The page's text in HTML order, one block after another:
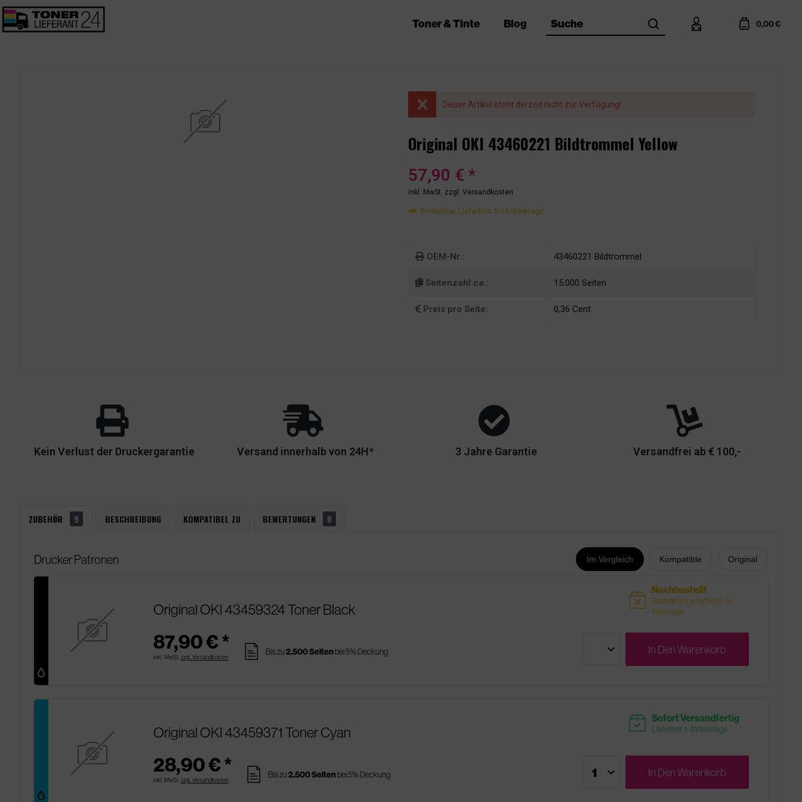
Toner & Tinte Blog Suche search account cart 0,00 €
Dieser Artikel steht derzeit nicht zur Verfügung!
Original OKI 43460221 Bildtrommel Yellow
57,90 € *
inkl. MwSt. zzgl. Versandkosten
Bestellbar, Lieferfrist 5-14 Werktage
OEM-Nr.: 43460221 Bildtrommel
Seitenzahl ca.: 15.000 Seiten
Preis pro Seite: 0,36 Cent
Kein Verlust der Druckergarantie Versand innerhalb von 24H* 3 Jahre Garantie Versandfrei ab € 100,-
ZUBEHÖR 9 BESCHREIBUNG KOMPATIBEL ZU BEWERTUNGEN 0
Im Vergleich Kompatible Original
Drucker Patronen
Original OKI 43459324 Toner Black
87,90 € *
inkl. MwSt. zzgl. Versandkosten pages Bis zu2.500 Seitenbei 5% Deckung
sold Nachbestellt
Bestellbar, Lieferfrist 5-14
Werktage
In DenWarenkorb
Original OKI 43459371 Toner Cyan
28,90 € *
inkl. MwSt. zzgl. Versandkosten pages Bis zu2.500 Seitenbei 5% Deckung
readytoship Sofort Versandfertig
Lieferfrist 1-3 Werktage
In DenWarenkorb